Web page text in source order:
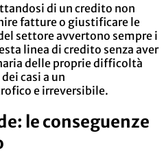
di un credito non
fatture o giustificare le
settore avvertono sempre i
linea di credito senza aver
delle proprie difficoltà
dei casi a un
e irreversibile.
le conseguenze